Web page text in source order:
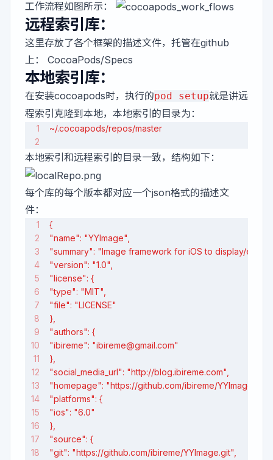
工作流程如图所示：
远程索引库：
这里存放了各个框架的描述文件，托管在github
上： CocoaPods/Specs
本地索引库：
在安装cocoapods时，执行的pod setup就是讲远
程索引克隆到本地，本地索引的目录为：
~/.cocoapods/repos/master
本地索引和远程索引的目录一致，结构如下：
每个库的每个版本都对应一个json格式的描述文
件：
{
"name": "YYImage",
"summary": "Image framework for iOS to display/
"version": "1.0",
"license": {
"type": "MIT",
"file": "LICENSE"
},
"authors": {
"ibireme": "ibireme@gmail.com"
},
"social_media_url": "http://blog.ibireme.com",
"homepage": "https://github.com/ibireme/YYImage",
"platforms": {
"ios": "6.0"
},
"source": {
"git": "https://github.com/ibireme/YYImage.git",